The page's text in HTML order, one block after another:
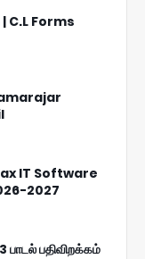
C.L Forms
IT Software
2027
பதிவிறக்கம்